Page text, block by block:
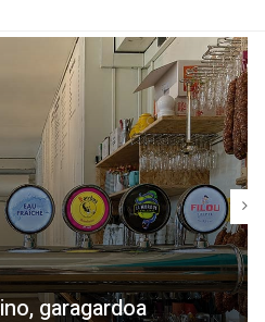
garagardoa